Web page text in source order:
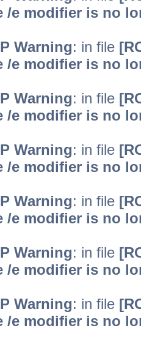
/e modifier is no
Warning: in file
/e modifier is no
Warning: in file
/e modifier is no
Warning: in file
/e modifier is no
Warning: in file
/e modifier is no
Warning: in file
/e modifier is no
Warning: in file
/e modifier is no